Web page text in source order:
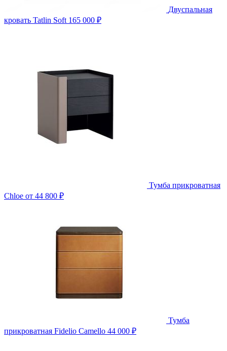
Двуспальная
кровать Tatlin Soft 165 000 ₽
Тумба прикроватная
Chloe от 44 800 ₽
Тумба
прикроватная Fidelio Camello 44 000 ₽